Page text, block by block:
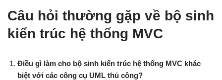
Câu hỏi thường gặp về bộ sinh
kiến trúc hệ thống MVC
Điều gì làm cho bộ sinh kiến trúc hệ thống MVC khác
biệt với các công cụ UML thủ công?